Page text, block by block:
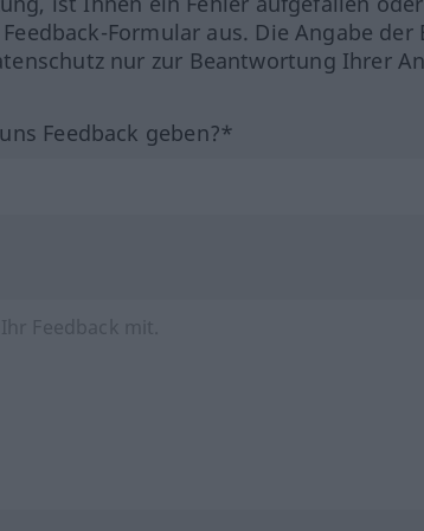
Formular aus. Die Angabe
nur zur Beantwortung Ihrer
Feedback geben?*